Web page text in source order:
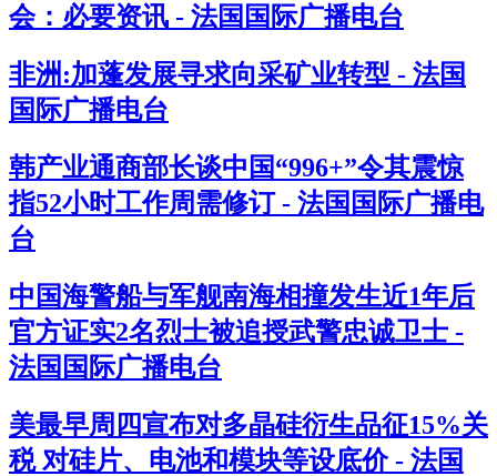
会：必要资讯 - 法国国际广播电台
非洲:加蓬发展寻求向采矿业转型 - 法国
国际广播电台
韩产业通商部长谈中国“996+”令其震惊
指52小时工作周需修订 - 法国国际广播电
台
中国海警船与军舰南海相撞发生近1年后
官方证实2名烈士被追授武警忠诚卫士 -
法国国际广播电台
美最早周四宣布对多晶硅衍生品征15%关
税 对硅片、电池和模块等设底价 - 法国